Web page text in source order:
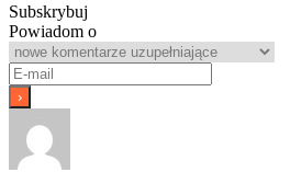
Subskrybuj
Powiadom o